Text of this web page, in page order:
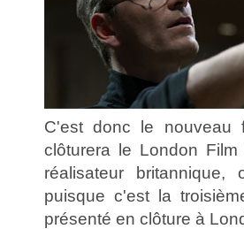
C'est donc le
clôturera le London
réalisateur
puisque c'est la
présenté en clôture à